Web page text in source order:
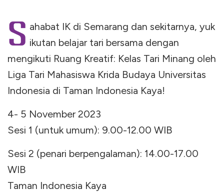
S ahabat IK di Semarang dan sekitarnya, yuk
ikutan belajar tari bersama dengan
mengikuti Ruang Kreatif: Kelas Tari Minang oleh
Liga Tari Mahasiswa Krida Budaya Universitas
Indonesia di Taman Indonesia Kaya!
4- 5 November 2023
Sesi 1 (untuk umum): 9.00-12.00 WIB
Sesi 2 (penari berpengalaman): 14.00-17.00
WIB
Taman Indonesia Kaya